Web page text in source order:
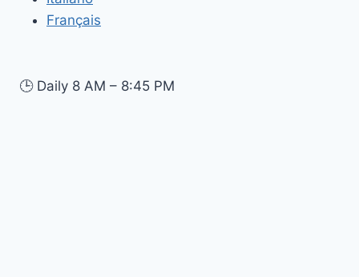
Français
🕒 Daily 8 AM – 8:45 PM